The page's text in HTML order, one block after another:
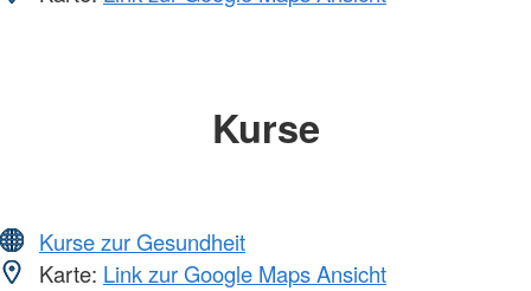
Kurse
Kurse zur Gesundheit
Karte: Link zur Google Maps Ansicht